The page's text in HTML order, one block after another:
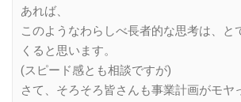
あれば、
このようなわらしべ長者的な思考は、と
くると思います。
(スピード感とも相談ですが)
さて、そろそろ皆さんも事業計画がモヤ